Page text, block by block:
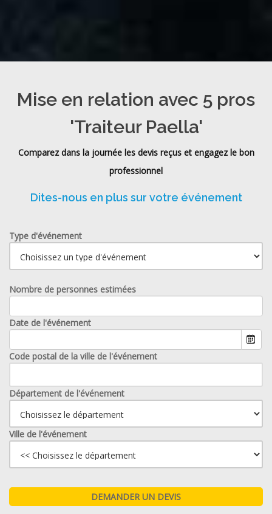
Mise en relation avec 5 pros
'Traiteur Paella'
Comparez dans la journée les devis reçus et engagez le bon
professionnel
Dites-nous en plus sur votre événement
Type d'événement
Nombre de personnes estimées
Date de l'événement
Code postal de la ville de l'événement
Département de l'événement
Ville de l'événement